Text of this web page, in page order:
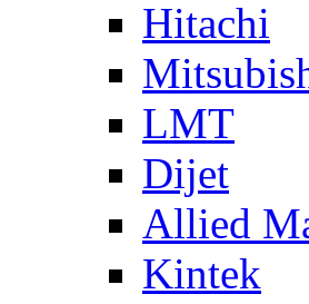
Hitachi
LMT
Dijet
Allied
Kintek